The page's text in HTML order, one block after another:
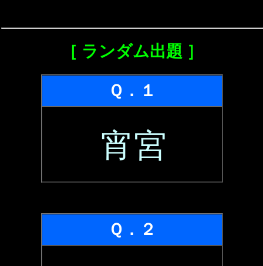
［ ランダム出題 ］
Ｑ．１
宵宮
Ｑ．２